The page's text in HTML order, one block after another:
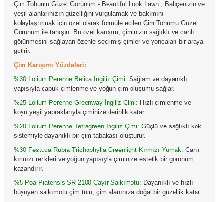
Çim Tohumu Güzel Görünüm - Beautiful Look Lawn , Bahçenizin ve
yeşil alanlarınızın güzelliğini vurgulamak ve bakımını
kolaylaştırmak için özel olarak formüle edilen Çim Tohumu Güzel
Görünüm ile tanışın. Bu özel karışım, çiminizin sağlıklı ve canlı
görünmesini sağlayan özenle seçilmiş çimler ve yoncaları bir araya
getirir.
Çim Karışımı Yüzdeleri:
%30 Lolium Perenne Belida İngiliz Çimi: Sağlam ve dayanıklı
yapısıyla çabuk çimlenme ve yoğun çim oluşumu sağlar.
%25 Lolium Perenne Greenway İngiliz Çimi: Hızlı çimlenme ve
koyu yeşil yapraklarıyla çiminize derinlik katar.
%20 Lolium Perenne Tetragreen İngiliz Çimi: Güçlü ve sağlıklı kök
sistemiyle dayanıklı bir çim tabakası oluşturur.
%30 Festuca Rubra Trichophylla Greenlight Kırmızı Yumak: Canlı
kırmızı renkleri ve yoğun yapısıyla çiminize estetik bir görünüm
kazandırır.
%5 Poa Pratensis SR 2100 Çayır Salkımotu: Dayanıklı ve hızlı
büyüyen salkımotu çim türü, çim alanınıza doğal bir güzellik katar.